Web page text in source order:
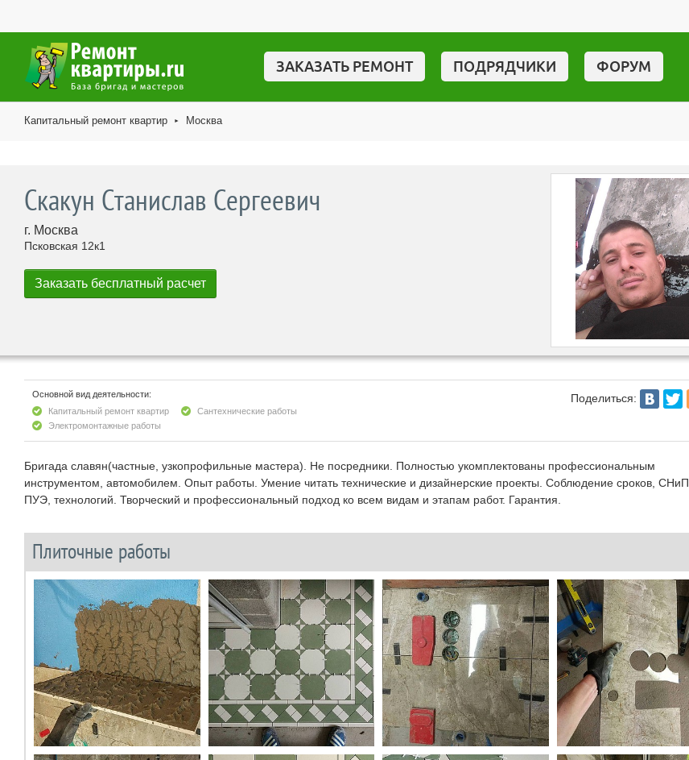
ЗАКАЗАТЬ РЕМОНТ ПОДРЯДЧИКИ ФОРУМ
Капитальный ремонт квартир ► Москва
Скакун Станислав Сергеевич
г. Москва
Псковская 12к1
Основной вид деятельности:
Капитальный ремонт квартир
Сантехнические работы
Электромонтажные работы
Поделиться:
Бригада славян(частные, узкопрофильные мастера). Не посредники. Полностью укомплектованы профессиональным
инструментом, автомобилем. Опыт работы. Умение читать технические и дизайнерские проекты. Соблюдение сроков, СНиП,
ПУЭ, технологий. Творческий и профессиональный подход ко всем видам и этапам работ. Гарантия.
Плиточные работы